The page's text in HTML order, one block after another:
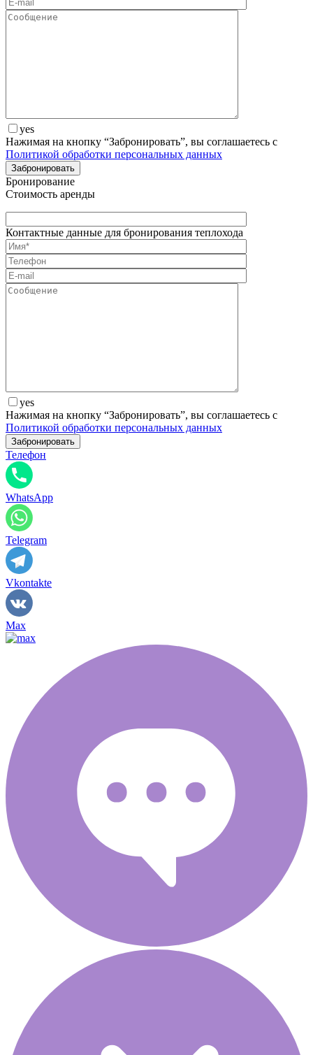
yes
Нажимая на кнопку “Забронировать”, вы соглашаетесь с
Политикой обработки персональных данных
Бронирование
Стоимость аренды
Контактные данные для бронирования теплохода
yes
Нажимая на кнопку “Забронировать”, вы соглашаетесь с
Политикой обработки персональных данных
Телефон
WhatsApp
Telegram
Vkontakte
Max